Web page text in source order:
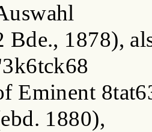
Bde., 1878),
Eminent
1880),